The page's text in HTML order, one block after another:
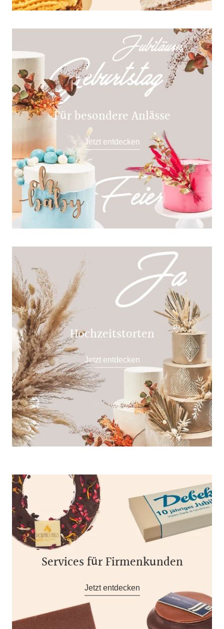
Für besondere Anlässe
Jetzt entdecken
Hochzeitstorten
Jetzt entdecken
Services für Firmenkunden
Jetzt entdecken